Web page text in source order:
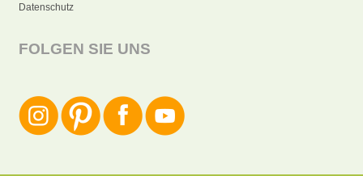
Datenschutz
FOLGEN SIE UNS